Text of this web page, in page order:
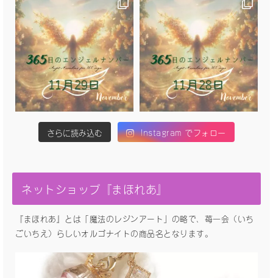
さらに読み込む Instagram でフォロー
ネットショップ『まほれあ』
『まほれあ』とは「魔法のレジンアート」の略で、苺一会（いち
ごいちえ）らしいオルゴナイトの商品名となります。